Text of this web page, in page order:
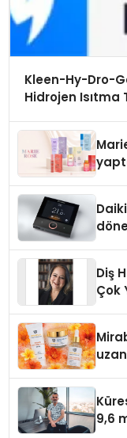
Kleen-Hy-Dro-
Hidrojen Isıtma
Diş
Çok
9,6